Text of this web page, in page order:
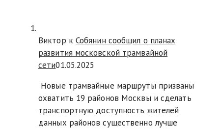
Виктор к Собянин сообщил о планах
развития московской трамвайной
сети01.05.2025
Новые трамвайные маршруты призваны
охватить 19 районов Москвы и сделать
транспортную доступность жителей
данных районов существенно лучше